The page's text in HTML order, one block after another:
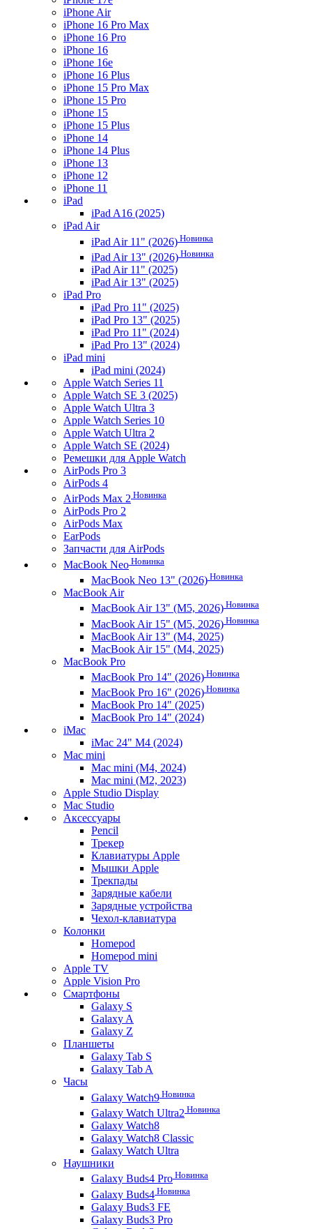
iPhone Air
iPhone 16 Pro Max
iPhone 16 Pro
iPhone 16
iPhone 16e
iPhone 16 Plus
iPhone 15 Pro Max
iPhone 15 Pro
iPhone 15
iPhone 15 Plus
iPhone 14
iPhone 14 Plus
iPhone 13
iPhone 12
iPhone 11
iPad
iPad A16 (2025)
iPad Air
iPad Air 11" (2026) Новинка
iPad Air 13" (2026) Новинка
iPad Air 11" (2025)
iPad Air 13" (2025)
iPad Pro
iPad Pro 11" (2025)
iPad Pro 13" (2025)
iPad Pro 11" (2024)
iPad Pro 13" (2024)
iPad mini
iPad mini (2024)
Apple Watch Series 11
Apple Watch SE 3 (2025)
Apple Watch Ultra 3
Apple Watch Series 10
Apple Watch Ultra 2
Apple Watch SE (2024)
Ремешки для Apple Watch
AirPods Pro 3
AirPods 4
AirPods Max 2 Новинка
AirPods Pro 2
AirPods Max
EarPods
Запчасти для AirPods
MacBook Neo Новинка
MacBook Neo 13" (2026) Новинка
MacBook Air
MacBook Air 13" (M5, 2026) Новинка
MacBook Air 15" (M5, 2026) Новинка
MacBook Air 13" (M4, 2025)
MacBook Air 15" (M4, 2025)
MacBook Pro
MacBook Pro 14" (2026) Новинка
MacBook Pro 16" (2026) Новинка
MacBook Pro 14" (2025)
MacBook Pro 14" (2024)
iMac
iMac 24" M4 (2024)
Mac mini
Mac mini (M4, 2024)
Mac mini (M2, 2023)
Apple Studio Display
Mac Studio
Аксессуары
Pencil
Трекер
Клавиатуры Apple
Мышки Apple
Трекпады
Зарядные кабели
Зарядные устройства
Чехол-клавиатура
Колонки
Homepod
Homepod mini
Apple TV
Apple Vision Pro
Смартфоны
Galaxy S
Galaxy A
Galaxy Z
Планшеты
Galaxy Tab S
Galaxy Tab A
Часы
Galaxy Watch9 Новинка
Galaxy Watch Ultra2 Новинка
Galaxy Watch8
Galaxy Watch8 Classic
Galaxy Watch Ultra
Наушники
Galaxy Buds4 Pro Новинка
Galaxy Buds4 Новинка
Galaxy Buds3 FE
Galaxy Buds3 Pro